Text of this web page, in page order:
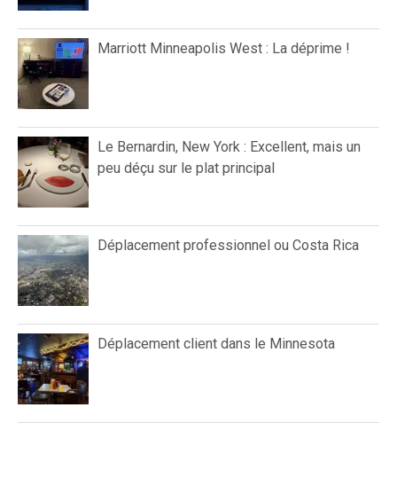
Marriott Minneapolis West : La déprime !
Le Bernardin, New York : Excellent, mais un
peu déçu sur le plat principal
Déplacement professionnel ou Costa Rica
Déplacement client dans le Minnesota